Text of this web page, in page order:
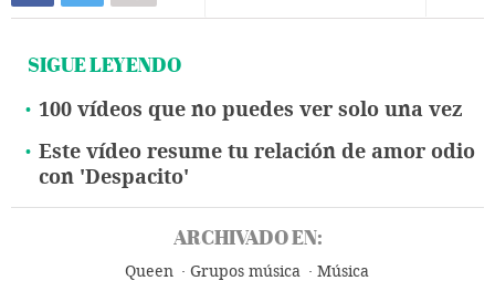
SIGUE LEYENDO
100 vídeos que no puedes ver solo una vez
Este vídeo resume tu relación de amor odio
con 'Despacito'
ARCHIVADO EN:
Queen Grupos música Música